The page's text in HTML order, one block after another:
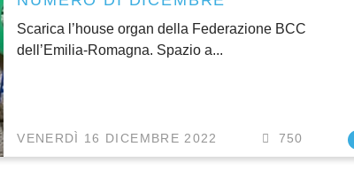
Scarica l’house organ della Federazione BCC
dell’Emilia-Romagna. Spazio a...
VENERDÌ 16 DICEMBRE 2022 750